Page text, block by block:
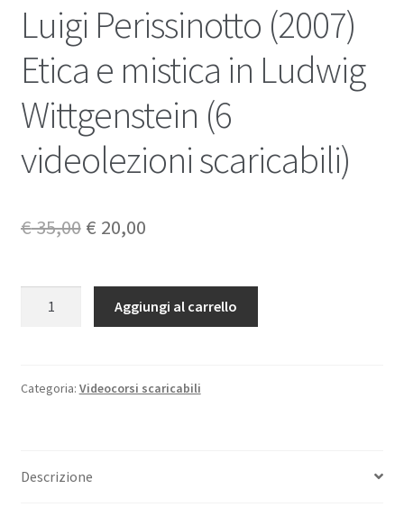
Luigi Perissinotto (2007)
Etica e mistica in Ludwig
Wittgenstein (6
videolezioni scaricabili)
€35,00 Il
originale
era:
€ 20,00Il
attuale
è:
e
Wittgenstein
Aggiungi al carrello
Categoria: Videocorsi scaricabili
Descrizione